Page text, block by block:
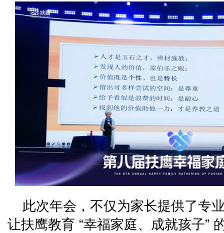
此次年会，不仅为家长提供了专
让扶鹰教育 “幸福家庭、成就孩子”